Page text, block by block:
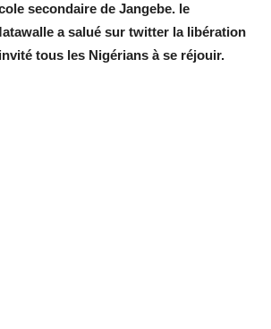
secondaire de Jangebe. le
a salué sur twitter la libération
tous les Nigérians à se réjouir.